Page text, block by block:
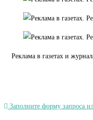
Реклама в газетах и
Заполните форму запроса